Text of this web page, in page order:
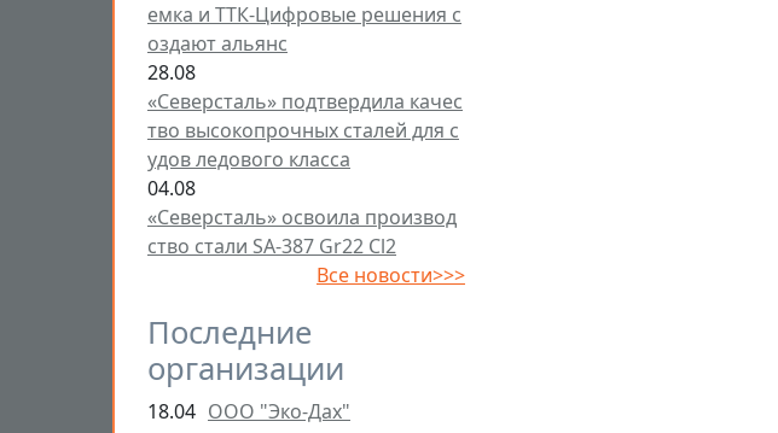
емка и ТТК-Цифровые решения с
оздают альянс
28.08
«Северсталь» подтвердила качес
тво высокопрочных сталей для с
удов ледового класса
04.08
«Северсталь» освоила производ
ство стали SA-387 Gr22 Cl2
Все новости>>>
Последние
организации
18.04 ООО "Эко-Дах"